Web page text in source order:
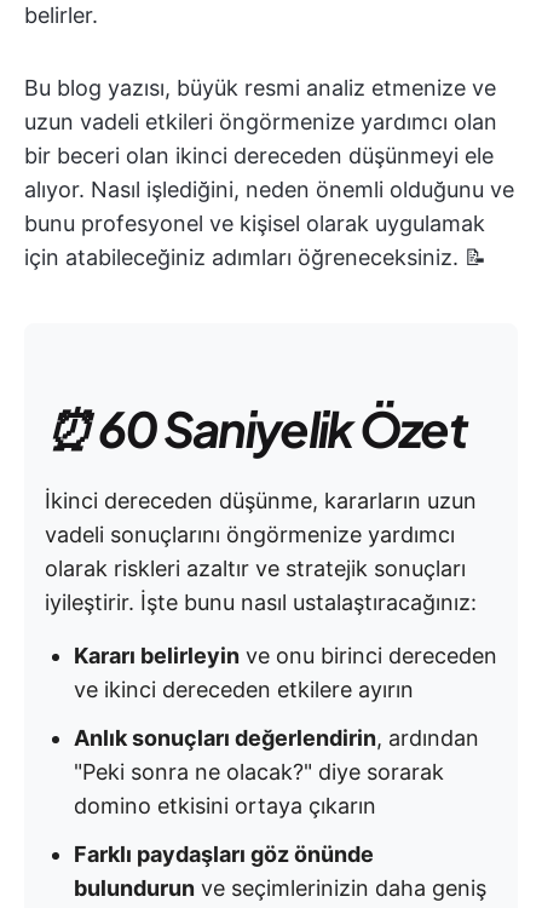
belirler.
Bu blog yazısı, büyük resmi analiz etmenize ve
uzun vadeli etkileri öngörmenize yardımcı olan
bir beceri olan ikinci dereceden düşünmeyi ele
alıyor. Nasıl işlediğini, neden önemli olduğunu ve
bunu profesyonel ve kişisel olarak uygulamak
için atabileceğiniz adımları öğreneceksiniz. 📝
⏰ 60 Saniyelik Özet
İkinci dereceden düşünme, kararların uzun
vadeli sonuçlarını öngörmenize yardımcı
olarak riskleri azaltır ve stratejik sonuçları
iyileştirir. İşte bunu nasıl ustalaştıracağınız:
Kararı belirleyin ve onu birinci dereceden
ve ikinci dereceden etkilere ayırın
Anlık sonuçları değerlendirin, ardından
"Peki sonra ne olacak?" diye sorarak
domino etkisini ortaya çıkarın
Farklı paydaşları göz önünde
bulundurun ve seçimlerinizin daha geniş